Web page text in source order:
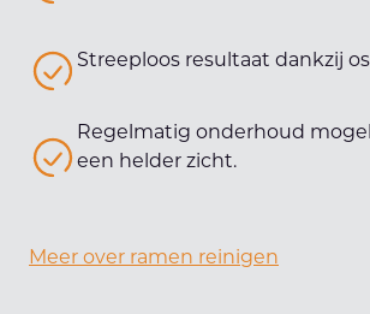
Streeploos resultaat dankzij
Regelmatig onderhoud
een helder zicht.
Meer over ramen reinigen